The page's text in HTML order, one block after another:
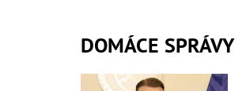
DOMÁCE SPRÁVY